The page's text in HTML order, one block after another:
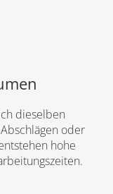
dieselben
oder
hohe